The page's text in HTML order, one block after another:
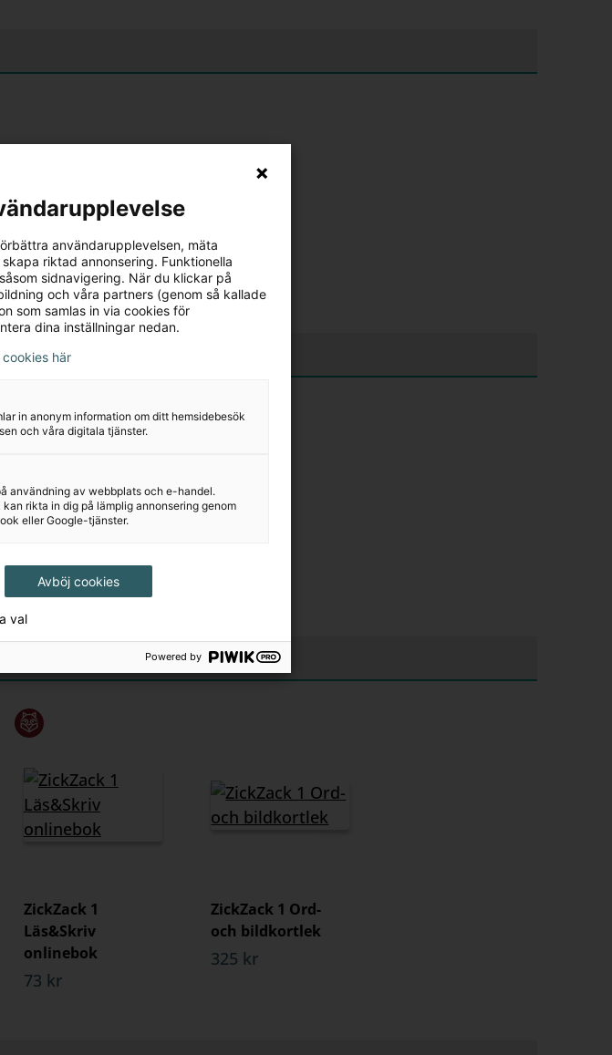
ZickZack 1
Läs&Skriv
onlinebok
73 kr
ZickZack 1 Ord-
och bildkortlek
325 kr
användarupplevelsen, mäta
riktad annonsering. Funktionella
sidnavigering. När du klickar på
och våra partners (genom så kallade
som samlas in via cookies för
dina inställningar nedan.
här
in anonym information om ditt hemsidebesök
och våra digitala tjänster.
användning av webbplats och e-handel.
rikta in dig på lämplig annonsering genom
eller Google-tjänster.
Avböj cookies
val
Powered by